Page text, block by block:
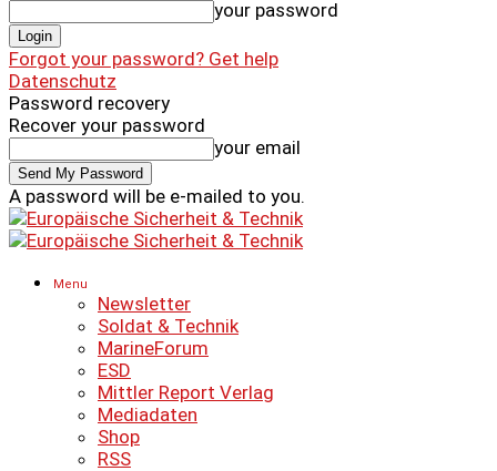
your password
Forgot your password? Get help
Datenschutz
Password recovery
Recover your password
your email
A password will be e-mailed to you.
Menu
Newsletter
Soldat & Technik
MarineForum
ESD
Mittler Report Verlag
Mediadaten
Shop
RSS